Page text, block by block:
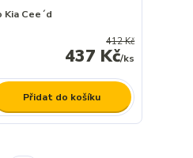
Kia Cee´d
412 Kč
437 Kč/ks
Přidat do košíku